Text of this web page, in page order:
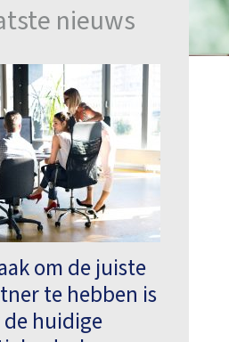
nieuws
om de juiste
te hebben is
huidige